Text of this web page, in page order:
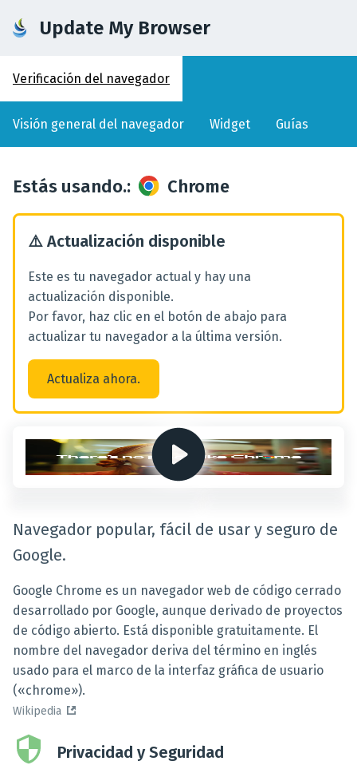
Update My Browser
Verificación del navegador
Visión general del navegador Widget Guías
Estás usando.: Chrome
⚠️ Actualización disponible
Este es tu navegador actual y hay una
actualización disponible.
Por favor, haz clic en el botón de abajo para
actualizar tu navegador a la última versión.
Actualiza ahora.
Navegador popular, fácil de usar y seguro de
Google.
Google Chrome es un navegador web de código cerrado
desarrollado por Google, aunque derivado de proyectos
de código abierto. Está disponible gratuitamente. El
nombre del navegador deriva del término en inglés
usado para el marco de la interfaz gráfica de usuario
(«chrome»).
Wikipedia
Privacidad y Seguridad